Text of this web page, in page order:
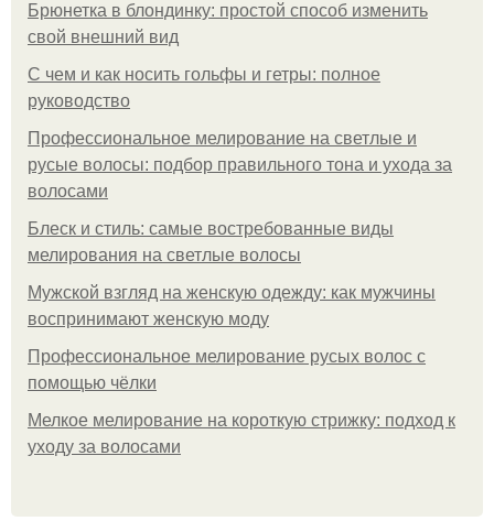
Брюнетка в блондинку: простой способ изменить
свой внешний вид
С чем и как носить гольфы и гетры: полное
руководство
Профессиональное мелирование на светлые и
русые волосы: подбор правильного тона и ухода за
волосами
Блеск и стиль: самые востребованные виды
мелирования на светлые волосы
Мужской взгляд на женскую одежду: как мужчины
воспринимают женскую моду
Профессиональное мелирование русых волос с
помощью чёлки
Мелкое мелирование на короткую стрижку: подход к
уходу за волосами